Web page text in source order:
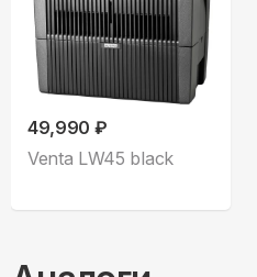
49,990 ₽
Venta LW45 black